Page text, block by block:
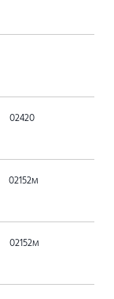
02420
02152м
02152м